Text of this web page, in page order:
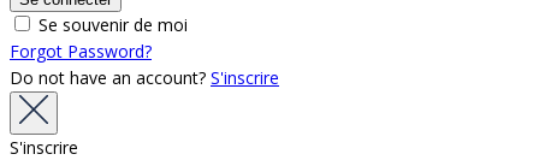
Se souvenir de moi
Forgot Password?
Do not have an account? S'inscrire
S'inscrire